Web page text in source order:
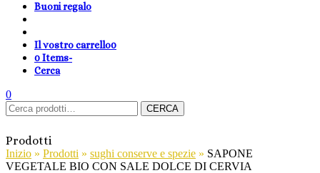
Buoni regalo
Il vostro carrello0
0 Items-
Cerca
0shopping-
basket
Area
Clienti
search
cambia
lingua
Carrello
Cerca: CERCA
Prodotti
Inizio » Prodotti » sughi conserve e spezie » SAPONE
VEGETALE BIO CON SALE DOLCE DI CERVIA